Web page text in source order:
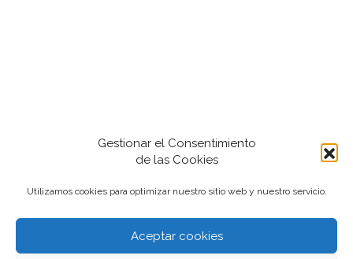
Gestionar el Consentimiento
de las Cookies
Utilizamos cookies para optimizar nuestro sitio web y nuestro servicio.
Aceptar cookies